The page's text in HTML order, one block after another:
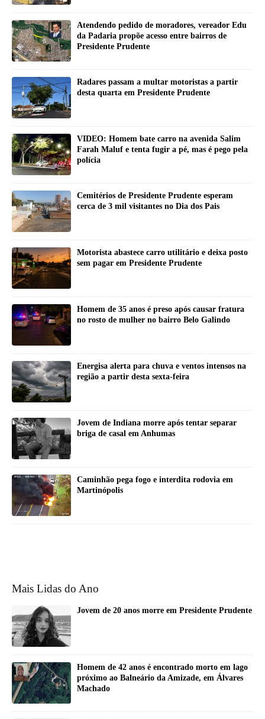
Atendendo pedido de moradores, vereador Edu
da Padaria propõe acesso entre bairros de
Presidente Prudente
Radares passam a multar motoristas a partir
desta quarta em Presidente Prudente
VIDEO: Homem bate carro na avenida Salim
Farah Maluf e tenta fugir a pé, mas é pego pela
polícia
Cemitérios de Presidente Prudente esperam
cerca de 3 mil visitantes no Dia dos Pais
Motorista abastece carro utilitário e deixa posto
sem pagar em Presidente Prudente
Homem de 35 anos é preso após causar fratura
no rosto de mulher no bairro Belo Galindo
Energisa alerta para chuva e ventos intensos na
região a partir desta sexta-feira
Jovem de Indiana morre após tentar separar
briga de casal em Anhumas
Caminhão pega fogo e interdita rodovia em
Martinópolis
Mais Lidas do Ano
Jovem de 20 anos morre em Presidente Prudente
Homem de 42 anos é encontrado morto em lago
próximo ao Balneário da Amizade, em Álvares
Machado